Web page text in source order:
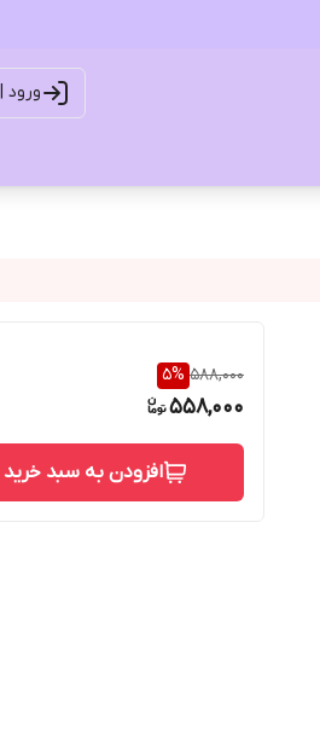
ورود
588,000
5%
558,000
افزودن به سبد خرید